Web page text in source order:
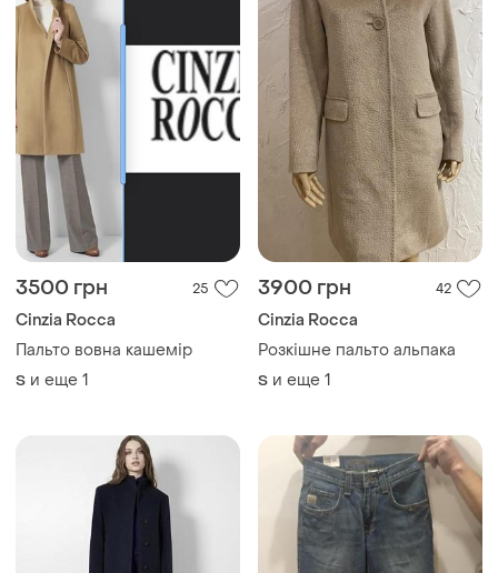
3500 грн 25
Cinzia Rocca
Пальто вовна кашемір
S и еще 1
3900 грн 42
Cinzia Rocca
Розкішне пальто альпака
S и еще 1